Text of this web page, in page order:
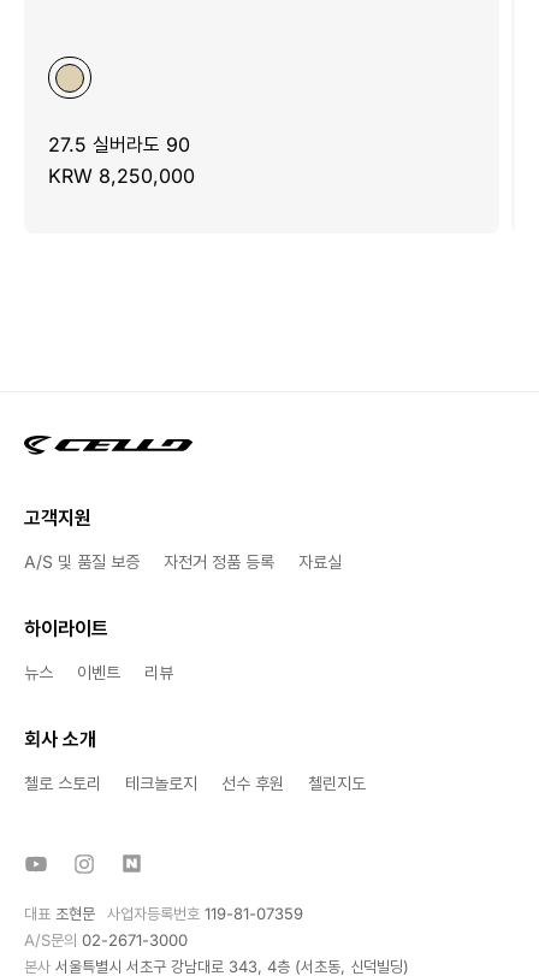
27.5 실버라도 90
KRW 8,250,000
고객지원
A/S 및 품질 보증 자전거 정품 등록 자료실
하이라이트
뉴스 이벤트 리뷰
회사 소개
첼로 스토리 테크놀로지 선수 후원 첼린지도
대표 조현문 사업자등록번호 119-81-07359
A/S문의 02-2671-3000
본사 서울특별시 서초구 강남대로 343, 4층 (서초동, 신덕빌딩)